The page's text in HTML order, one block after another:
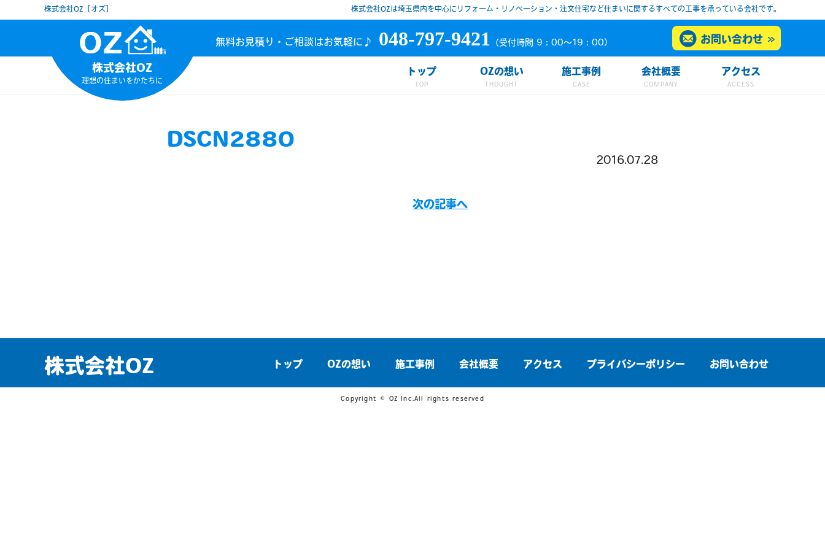
株式会社OZ［オズ］ 株式会社OZは埼玉県内を中心にリフォーム・リノベーション・注文住宅など住まいに関するすべての工事を承っている会社です。
株式会社OZ
理想の住まいをかたちに
無料お見積り・ご相談はお気軽に♪ 048-797-9421 （受付時間 9：00～19：00） お問い合わせ
トップ OZの想い 施工事例 会社概要 アクセス
DSCN2880
2016.07.28
次の記事へ
株式会社OZ トップ OZの想い 施工事例 会社概要 アクセス プライバシーポリシー お問い合わせ
Copyright © OZ Inc.All rights reserved